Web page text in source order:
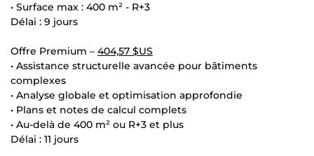
• Surface max : 400 m² - R+3
Délai : 9 jours
Offre Premium – 404,57 $US
• Assistance structurelle avancée pour bâtiments
complexes
• Analyse globale et optimisation approfondie
• Plans et notes de calcul complets
• Au-delà de 400 m² ou R+3 et plus
Délai : 11 jours